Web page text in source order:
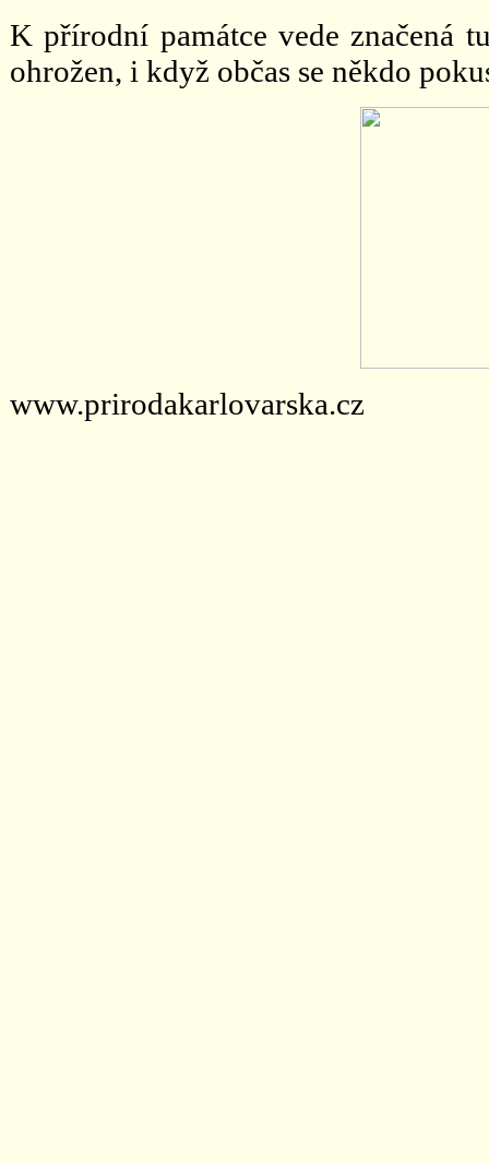
K přírodní památce vede značená
ohrožen, i když občas se někdo
www.prirodakarlovarska.cz